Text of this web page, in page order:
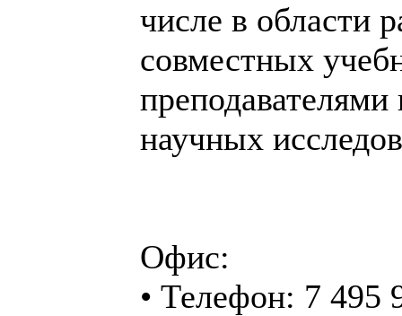
числе в области
совместных
научных
Офис:
• Телефон: 7 495